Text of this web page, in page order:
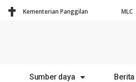
Kementerian Panggilan MLC
Sumber daya Berita